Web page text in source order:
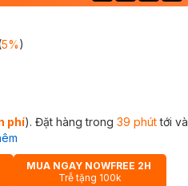
5%)
phí). Đặt hàng trong 39 phúttới và
MUA NGAY NOWFREE 2H
Trễ tặng 100k